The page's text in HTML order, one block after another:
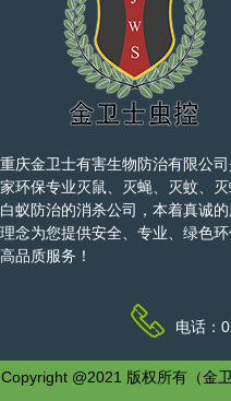
重庆金卫士有害生物防治有限公
家环保专业灭鼠、灭蝇、灭蚊、灭
白蚁防治的消杀公司，本着真诚
理念为您提供安全、专业、绿色
高品质服务！
电话
Copyright @2021 版权所有（金